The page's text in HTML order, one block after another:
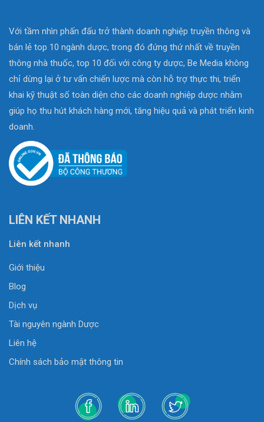
Với tầm nhìn phấn đấu trở thành doanh nghiệp truyền thông và
bán lẻ top 10 ngành dược, trong đó đứng thứ nhất về truyền
thông nhà thuốc, top 10 đối với công ty dược, Be Media không
chỉ dừng lại ở tư vấn chiến lược mà còn hỗ trợ thực thi, triển
khai kỹ thuật số toàn diện cho các doanh nghiệp dược nhằm
giúp họ thu hút khách hàng mới, tăng hiệu quả và phát triển kinh
doanh.
LIÊN KẾT NHANH
Liên kết nhanh
Giới thiệu
Blog
Dịch vụ
Tài nguyên ngành Dược
Liên hệ
Chính sách bảo mật thông tin